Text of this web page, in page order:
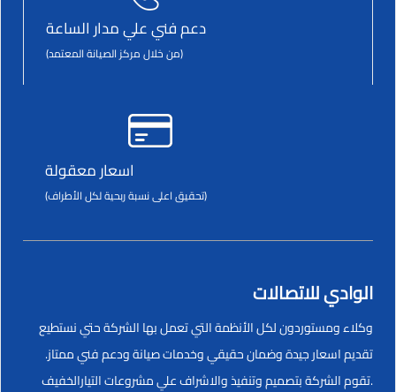
دعم فني علي مدار الساعة
(من خلال مركز الصيانة المعتمد)
اسعار معقولة
(تحقيق اعلى نسبة ربحية لكل الأطراف)
الوادي للاتصالات
وكلاء ومستوردون لكل الأنظمة التي تعمل بها الشركة حتي نستطيع
تقديم اسعار جيدة وضمان حقيقي وخدمات صيانة ودعم فني ممتاز.
.تقوم الشركة بتصميم وتنفيذ والاشراف علي مشروعات التيارالخفيف